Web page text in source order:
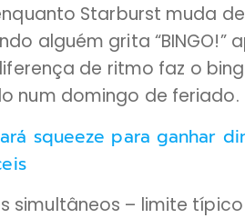
Starburst muda
alguém grita “BINGO!”
de ritmo faz o
num domingo de feriado.
squeeze para ganhar
simultâneos – limite típico